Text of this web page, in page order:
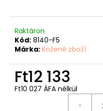
Raktáron
Kód: 8140-F5
Márka:Kožené zboží
Ft12 133
Ft10 027 ÁFA nélkül